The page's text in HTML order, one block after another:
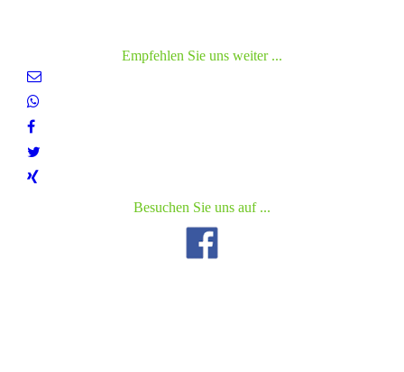
Empfehlen Sie uns weiter ...
Besuchen Sie uns auf ...